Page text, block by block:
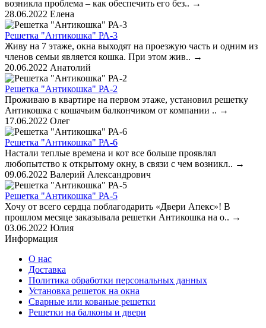
возникла проблема – как обеспечить его без.. →
28.06.2022 Елена
Решетка "Антикошка" РА-3
Живу на 7 этаже, окна выходят на проезжую часть и одним из
членов семьи является кошка. При этом жив.. →
20.06.2022 Анатолий
Решетка "Антикошка" РА-2
Проживаю в квартире на первом этаже, установил решетку
Антикошка с кошачьим балкончиком от компании .. →
17.06.2022 Олег
Решетка "Антикошка" РА-6
Настали теплые времена и кот все больше проявлял
любопытство к открытому окну, в связи с чем возникл.. →
09.06.2022 Валерий Александрович
Решетка "Антикошка" РА-5
Хочу от всего сердца поблагодарить «Двери Апекс»! В
прошлом месяце заказывала решетки Антикошка на о.. →
03.06.2022 Юлия
Информация
О нас
Доставка
Политика обработки персональных данных
Установка решеток на окна
Сварные или кованые решетки
Решетки на балконы и двери